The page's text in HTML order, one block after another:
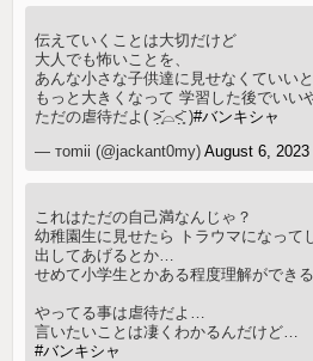
伝えていくことは大切だけど
大人でも怖いことを、
あんな小さな子供達に見せなくていいと
もっと大きくなって 学習した後でいい
ただの虐待だよ( ˃̣̣̥᷄⌓˂̣̣̥᷅ )#バンキシャ
— тomii (@jackant0my)August 6, 2023
これはただの自己満なんじゃ？
幼稚園生に見せたら トラウマになって
出してあげるとか…
せめて小学生とかある程度理解ができ
やってる事は虐待だよ…
言いたいことは凄くわかるんだけど…
#バンキシャ